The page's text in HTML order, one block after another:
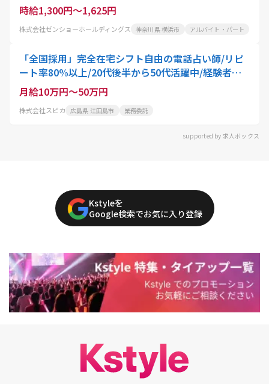
時給1,300円～1,625円
株式会社ゼンショーホールディングス 神奈川県 横浜市 アルバイト・パート
「全国採用」完全在宅シフト自由の電話占い師/リピ
ート率80%以上/20代後半から50代活躍中/経験者優
遇
月給10万円～50万円
株式会社スピカ 広島県 江田島市 業務委託
supported by 求人ボックス
Kstyleを
Google検索でお気に入り登録